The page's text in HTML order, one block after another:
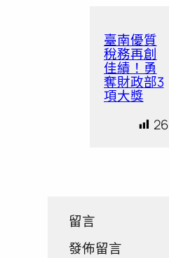
臺南優質
稅務再創
佳績！勇
奪財政部3
項大獎
26
留言
發佈留言